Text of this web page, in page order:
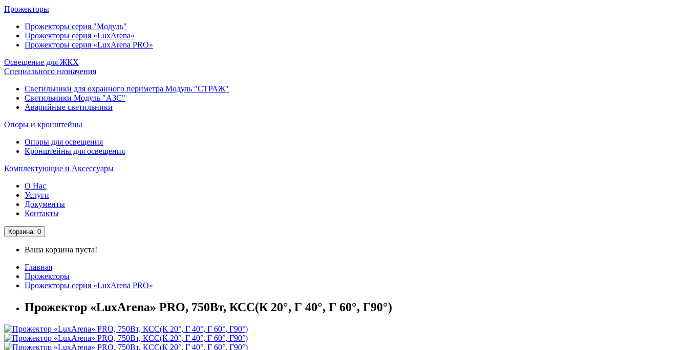
Прожекторы
Прожекторы серия "Модуль"
Прожекторы серия «LuxArena»
Прожекторы серия «LuxArena PRO»
Освещение для ЖКХ
Специального назначения
Светильники для охранного периметра Модуль "СТРАЖ"
Светильники Модуль "АЗС"
Аварийные светильники
Опоры и кронштейны
Опоры для освещения
Кронштейны для освещения
Комплектующие и Аксессуары
О Нас
Услуги
Документы
Контакты
Корзина: 0
Ваша корзина пуста!
Главная
Прожекторы
Прожекторы серия «LuxArena PRO»
Прожектор «LuxArena» PRO, 750Вт, КСС(К 20°, Г 40°, Г 60°, Г90°)